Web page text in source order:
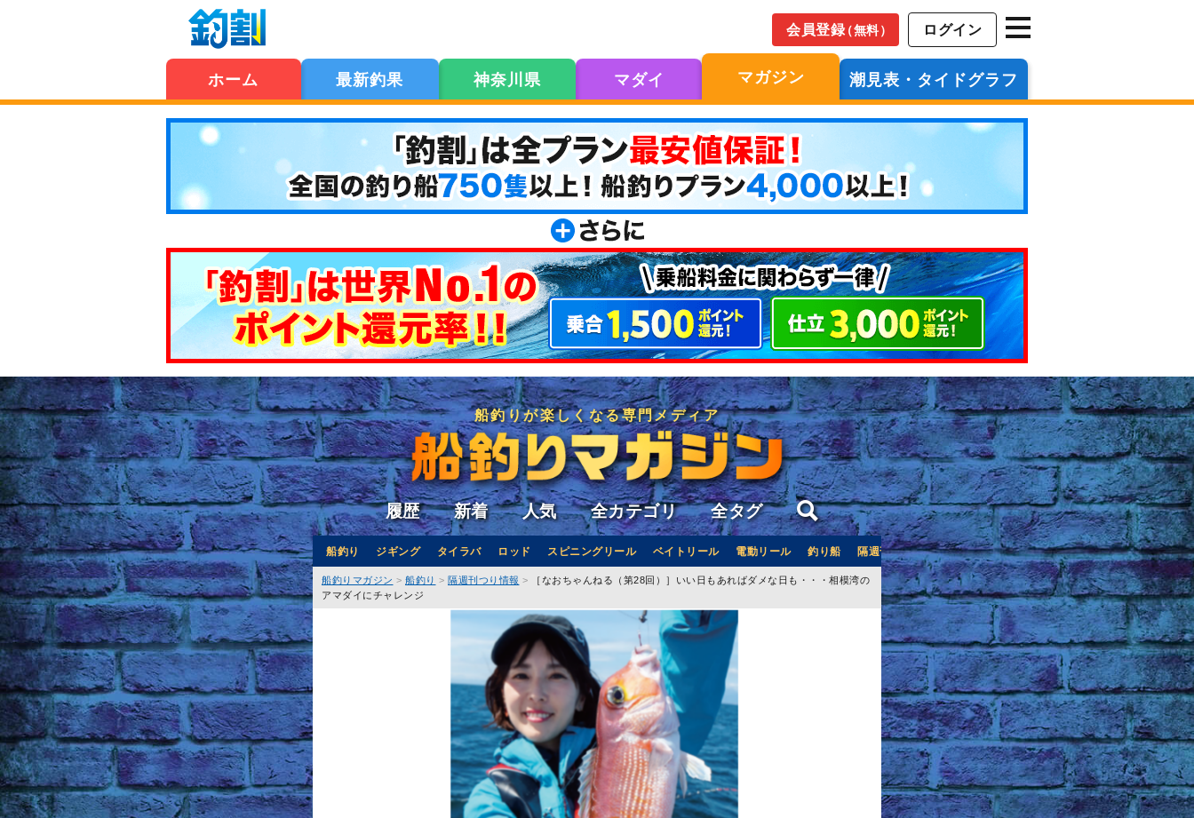
会員登録（無料） ログイン
ホーム 最新釣果 神奈川県 マダイ マガジン 潮見表・タイドグラフ
船釣りが楽しくなる専門メディア
履歴 新着 人気 全カテゴリ 全タグ
船釣り ジギング タイラバ ロッド スピニングリール ベイトリール 電動リール 釣り船 隔週刊つり情報 釣り船予約サイト「釣割」
船釣りマガジン 船釣り 隔週刊つり情報
［なおちゃんねる（第28回）］いい日もあればダメな日も・・・相模湾の
アマダイにチャレンジ